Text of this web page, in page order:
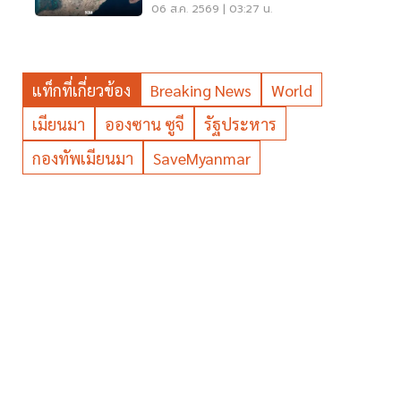
06 ส.ค. 2569 | 03:27 น.
แท็กที่เกี่ยวข้อง Breaking News
World
เมียนมา
อองซาน ซูจี
รัฐประหาร
กองทัพเมียนมา
SaveMyanmar